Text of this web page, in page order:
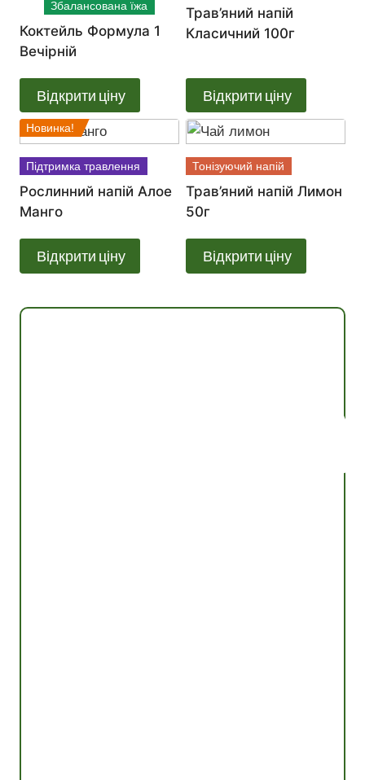
Збалансована їжа
Коктейль Формула 1
Вечірній
Відкрити ціну
Трав’яний напій
Класичний 100г
Відкрити ціну
Новинка!
Підтримка травлення
Рослинний напій Алое
Манго
Відкрити ціну
Тонізуючий напій
Трав’яний напій Лимон
50г
Відкрити ціну